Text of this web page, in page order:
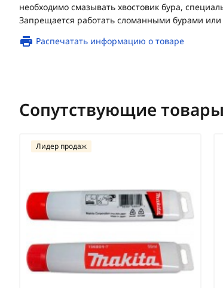
необходимо смазывать хвостовик бура,
Запрещается работать сломанными бурами
Распечатать информацию о товаре
Сопутствующие товары
Лидер продаж